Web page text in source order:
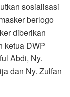
sosialisasi
berlogo
diberikan
ketua DWP
Abdi, Ny.
dan Ny. Zulfan